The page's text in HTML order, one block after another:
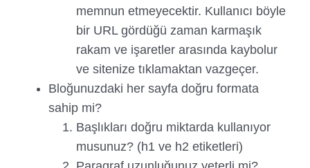
memnun etmeyecektir. Kullanıcı böyle
bir URL gördüğü zaman karmaşık
rakam ve işaretler arasında kaybolur
ve sitenize tıklamaktan vazgeçer.
Bloğunuzdaki her sayfa doğru formata
sahip mi?
Başlıkları doğru miktarda kullanıyor
musunuz? (h1 ve h2 etiketleri)